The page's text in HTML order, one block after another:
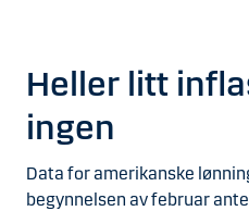
Heller litt
ingen
Data for amerikanske
begynnelsen av februar